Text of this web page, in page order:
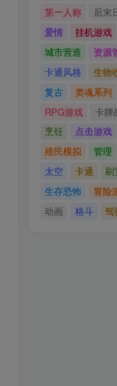
第一人称
后末
爱情
挂机游戏
城市营造
资源
卡通风格
生物
复古
类魂系列
RPG游戏
卡牌
烹饪
点击游戏
殖民模拟
管理
太空
卡通 刷
生存恐怖
冒险
动画
格斗 驾